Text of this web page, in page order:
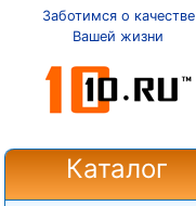
Заботимся о качестве
Вашей жизни
Каталог